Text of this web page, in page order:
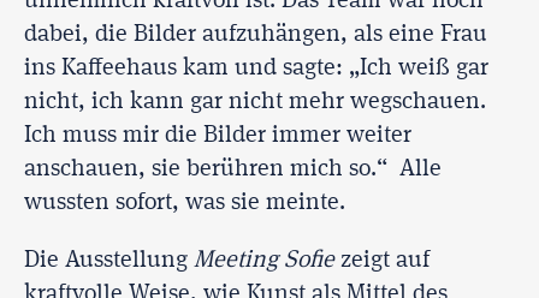
dabei, die Bilder aufzuhängen, als eine Frau
ins Kaffeehaus kam und sagte: „Ich weiß gar
nicht, ich kann gar nicht mehr wegschauen.
Ich muss mir die Bilder immer weiter
anschauen, sie berühren mich so.“ Alle
wussten sofort, was sie meinte.
Die Ausstellung Meeting Sofiezeigt auf